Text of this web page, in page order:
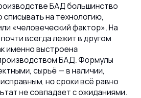
БАД большинство
на технологию,
«человеческий фактор». На
всегда лежит в другом
именно выстроена
БАД. Формулы
сырьё — в наличии,
но сроки всё равно
не совпадает с ожиданиями.